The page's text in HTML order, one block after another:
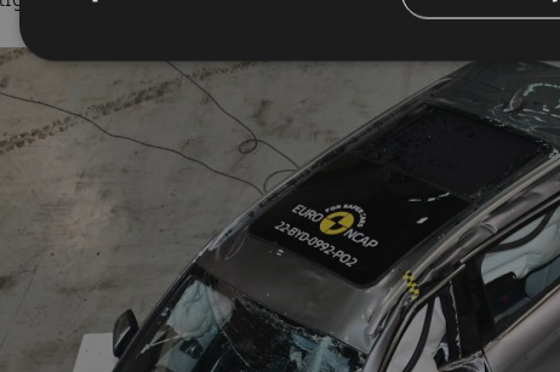
Strikt noodzakelijk Prestatie Targeting
Strikt noodzakelijke cookies maken de kernfunctionaliteiten van de
accountbeheer. De website kan niet goed worden gebruikt zonder de
Aanbieder/
Domein
Vervaldatum Omschrijving
cf_clearance
Cloudflare,
.autorai.nl
1 jaar
Deze cookie
vertrouwd
te omzeilen.
veiligheid
bescherming